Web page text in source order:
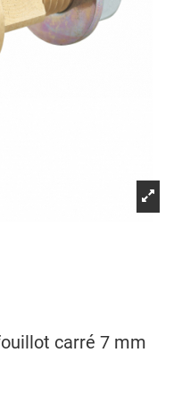
carré 7 mm